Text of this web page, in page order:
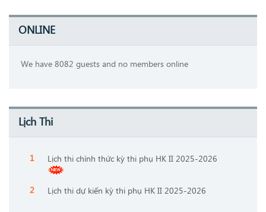
ONLINE
We have 8082 guests and no members online
Lịch Thi
Lịch thi chính thức kỳ thi phụ HK II 2025-2026
Lịch thi dự kiến kỳ thi phụ HK II 2025-2026